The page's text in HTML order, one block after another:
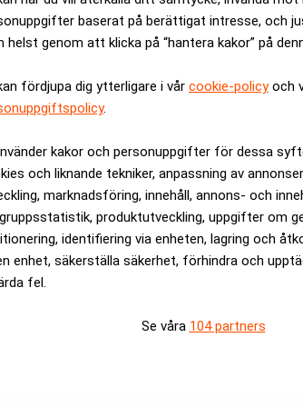
baserat på berättigat intresse, och
helst genom att klicka på “hantera kakor” på
fördjupa dig ytterligare i vår cookie-policyoch
.
kakor och personuppgifter för dessa
och liknande tekniker, anpassning av
marknadsföring, innehåll, annons- och
produktutveckling, uppgifter om
identifiering via enheten, lagring och
enhet, säkerställa säkerhet, förhindra och
fel.
Se våra 104 partners
dubbelt illa, då deras möjligheter
dock vara bolagets varumärke.
Tesla tar stryk. Realtid
och ledarstil har lett till
. Barclays har gått så långt som att sätta
linje med ’Musk lämnarDogeför att åter
Tesla hålla optimismen vid liv.
av billigare modeller dra igång
robotaxis och humanoida robotar i stor